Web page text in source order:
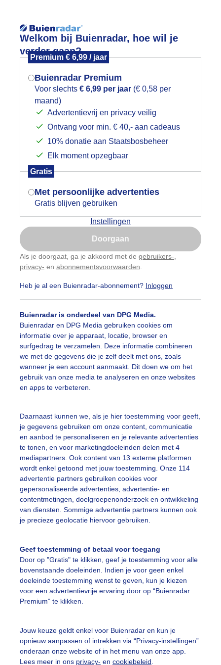
Welkom bij Buienradar, hoe wil je
verder gaan?
Premium € 6,99 / jaar
Buienradar Premium
Voor slechts € 6,99 per jaar (€ 0,58 per
maand)
Advertentievrij en privacy veilig
Ontvang voor min. € 40,- aan cadeaus
10% donatie aan Staatsbosbeheer
Elk moment opzegbaar
Gratis
Met persoonlijke advertenties
Gratis blijven gebruiken
Instellingen
Doorgaan
Als je doorgaat, ga je akkoord met de gebruikers-
privacy- en abonnementsvoorwaarden
Heb je al een Buienradar-abonnement? Inloggen
Buienradar is onderdeel van DPG Media.
Buienradar en DPG Media gebruiken cookies om
informatie over je apparaat, locatie, browser en
surfgedrag te verzamelen. Deze informatie combineren
we met de gegevens die je zelf deelt met ons, zoals
wanneer je een account aanmaakt. Dit doen we om het
gebruik van onze media te analyseren en onze websites
en apps te verbeteren.
Daarnaast kunnen we, als je hier toestemming voor geeft,
je gegevens gebruiken om onze content, communicatie
en aanbod te personaliseren en je relevante advertenties
te tonen, en voor marketingdoeleinden delen met 4
mediapartners. Ook content van 13 externe platformen
wordt enkel getoond met jouw toestemming. Onze 114
advertentie partners gebruiken cookies voor
gepersonaliseerde advertenties, advertentie- en
contentmetingen, doelgroepenonderzoek en ontwikkeling
van diensten. Sommige advertentie partners kunnen ook
je precieze geolocatie hiervoor gebruiken.
Geef toestemming of betaal voor toegang
Door op "Gratis" te klikken, geef je toestemming voor alle
bovenstaande doeleinden. Indien je voor geen enkel
doeleinde toestemming wenst te geven, kun je kiezen
voor een advertentievrije ervaring door op “Buienradar
Premium” te klikken.
Jouw keuze geldt enkel voor Buienradar en kun je
opnieuw aanpassen of intrekken via “Privacy-instellingen”
onderaan onze website of in het menu van onze app.
Lees meer in ons privacy- en cookiebeleid
Foto en video Weerzine
december start het wintersportweer
zaterdag 30 november 2024 om 06:30 door Ed Aldus
worden korter, de lucht voelt kouder aan, en dat kan maar één
het wintersportseizoen staat voor de deur! Voor
moment om te dromen over witte bergtoppen, knisperende
en gezellige avonden bij een knetterend haardvuur. Van de
tot de verrassend charmante pistes in Polen: elk gebied heeft zijn
voor op een onvergetelijke winter!
zijn een absolute droom voor elke wintersporter. Hier vind je
van wereldklasse, gecombineerd met adembenemende
In Oostenrijk stelen Sankt Anton en Lech de show, met hun
en een gemiddeld aantal van meer dan 70 sneeuwdagen
Zermatt in Zwitserland is een icoon, waar je van november tot
van perfecte condities, zelfs op duizelingwekkende hoogtes.
niet voor onder: in Val Thorens en Tignes begint de
en kun je tot ver in het voorjaar de pistes trotseren. Hier
Een verborgen parel
op zoek naar iets minder bekend, maar net zo indrukwekkend? De
verrassen met hun pure, ongerepte natuur en geweldige
Baqueira-Beret in Spanje is een absolute topper, met
ligging en een gunstig microklimaat. Hier geniet je van zo’n
sneeuwval per seizoen – en dat alles zonder de drukte van de
Perfect voor wie houdt van rust en ruimte!
zoals Les Trois Vallées en Val Thorens, bieden
kunt rekenen. Met pistes op maar liefst 2.300 meter hoogte is de
winter vrijwel nihil. Ook gebieden als La Plagne en Les Arcs
natuurlijke sneeuw met slimme sneeuwinstallaties, zodat jij
van een witte wereld.
Winterpret dichtbij huis
tijd om ver weg te reizen? De Ardennen zijn een charmante optie
wintersporttrip. Oké, hier ben je iets meer afhankelijk van moeder
in goede winters zijn er genoeg sneeuwdagen voor gezellige
en winterse wandelingen. Een heerlijke bestemming voor
Mogen we je locatie gebruiken voor
het weer?
Indien je hier nog geen akkoord op hebt
gegeven, verschijnt er zo een pop-up uit
je browser waarin deze toestemming
gevraagd wordt.
Is goed, toon de popup
Nu niet, misschien later
Gebruik je Safari en wil je niet elke dag deze pop-up
Klikhierom dit aan te passen